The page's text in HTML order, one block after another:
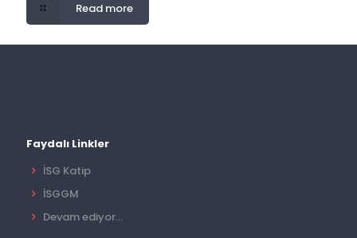
Read more
Faydalı Linkler
İSG Katip
İSGGM
Devam ediyor...